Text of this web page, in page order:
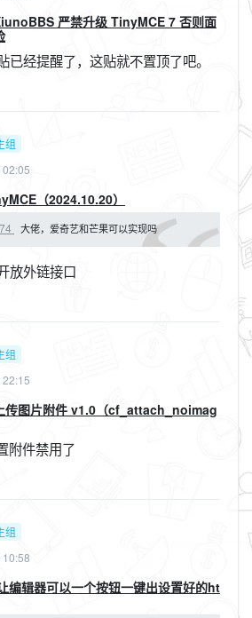
严禁升级 TinyMCE 7 否则面
已经提醒了，这贴就不置顶了吧。
组
（2024.10.20）
大佬，爱奇艺和芒果可以实现吗
放外链接口
组
传图片附件 v1.0（cf_attach_noimag
附件禁用了
组
编辑器可以一个按钮一键出设置好的ht